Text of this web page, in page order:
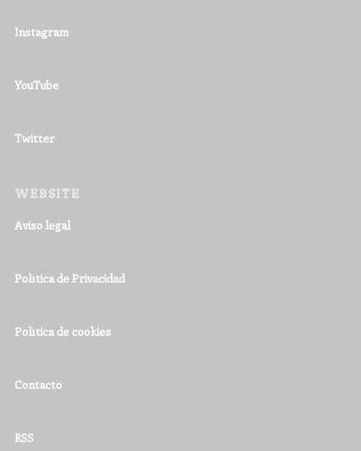
Instagram
YouTube
Twitter
WEBSITE
Aviso legal
Política de Privacidad
Política de cookies
Contacto
RSS